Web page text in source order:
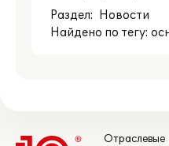
Раздел:
Новости
Найдено по тегу:
Отраслевые